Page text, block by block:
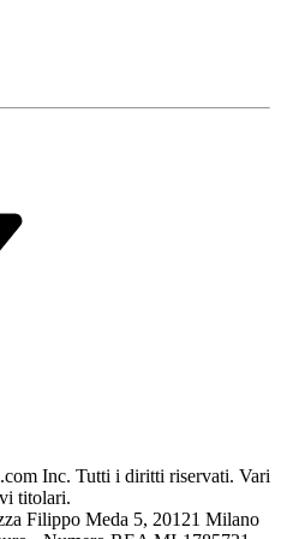
risultato
Inc. Tutti i diritti riservati. Vari
titolari.
Filippo Meda 5, 20121 Milano